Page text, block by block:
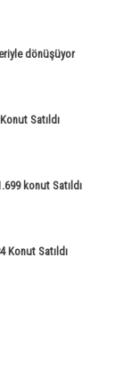
dönüşüyor
Satıldı
konut Satıldı
Konut Satıldı